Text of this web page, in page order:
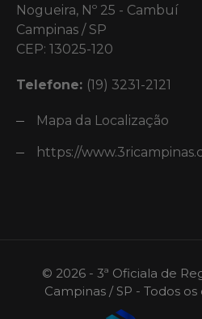
Nogueira, Nº 25 - Cambuí
Campinas / SP
CEP: 13025-120
Telefone: (19) 3231-2121
Mapa da Localização
https://
© 2026 - 3ª Oficiala de
Campinas / SP - Todos